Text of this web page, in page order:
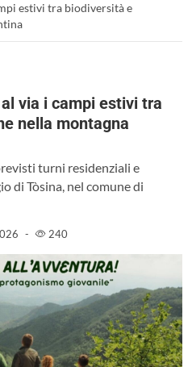
estivi tra biodiversità e
via i campi estivi tra
nella montagna
turni residenziali e
di Tòsina, nel comune di
- 240